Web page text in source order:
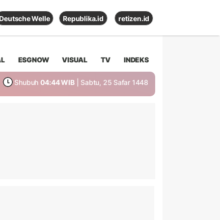
Deutsche Welle Republika.id retizen.id
ESGNOW VISUAL TV INDEKS
Shubuh 04:44 WIB | Sabtu, 25 Safar 1448